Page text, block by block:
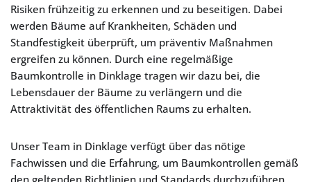
Risiken frühzeitig zu erkennen und zu beseitigen. Dabei
werden Bäume auf Krankheiten, Schäden und
Standfestigkeit überprüft, um präventiv Maßnahmen
ergreifen zu können. Durch eine regelmäßige
Baumkontrolle in Dinklage tragen wir dazu bei, die
Lebensdauer der Bäume zu verlängern und die
Attraktivität des öffentlichen Raums zu erhalten.
Unser Team in Dinklage verfügt über das nötige
Fachwissen und die Erfahrung, um Baumkontrollen gemäß
den geltenden Richtlinien und Standards durchzuführen.